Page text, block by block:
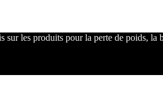
les produits pour la perte de poids, la